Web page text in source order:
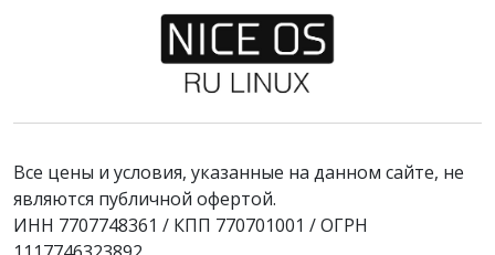
Все цены и условия, указанные на данном сайте, не
являются публичной офертой.
ИНН 7707748361 / КПП 770701001 / ОГРН